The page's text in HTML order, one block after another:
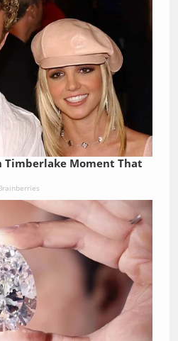
Timberlake Moment That